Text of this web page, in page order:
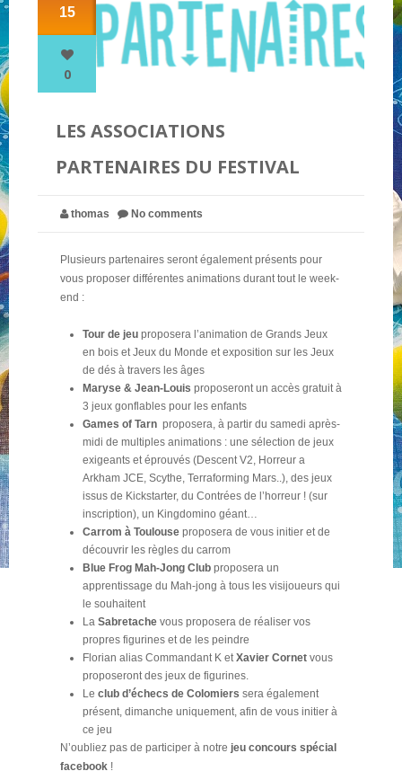
NOS PARTENAIRES
NOUS CONTACTER !
15
0
LES ASSOCIATIONS
PARTENAIRES DU FESTIVAL
thomas No comments
Plusieurs partenaires seront également présents pour
vous proposer différentes animations durant tout le week-
end :
Tour de jeu proposera l’animation de Grands Jeux
en bois et Jeux du Monde et exposition sur les Jeux
de dés à travers les âges
Maryse & Jean-Louis proposeront un accès gratuit à
3 jeux gonflables pour les enfants
Games of Tarn proposera, à partir du samedi après-
midi de multiples animations : une sélection de jeux
exigeants et éprouvés (Descent V2, Horreur a
Arkham JCE, Scythe, Terraforming Mars..), des jeux
issus de Kickstarter, du Contrées de l’horreur ! (sur
inscription), un Kingdomino géant…
Carrom à Toulouse proposera de vous initier et de
découvrir les règles du carrom
Blue Frog Mah-Jong Club proposera un
apprentissage du Mah-jong à tous les visijoueurs qui
le souhaitent
La Sabretache vous proposera de réaliser vos
propres figurines et de les peindre
Florian alias Commandant K etXavier Cornet vous
proposeront des jeux de figurines.
Le club d’échecs de Colomiers sera également
présent, dimanche uniquement, afin de vous initier à
ce jeu
N’oubliez pas de participer à notre jeu concours spécial
facebook !